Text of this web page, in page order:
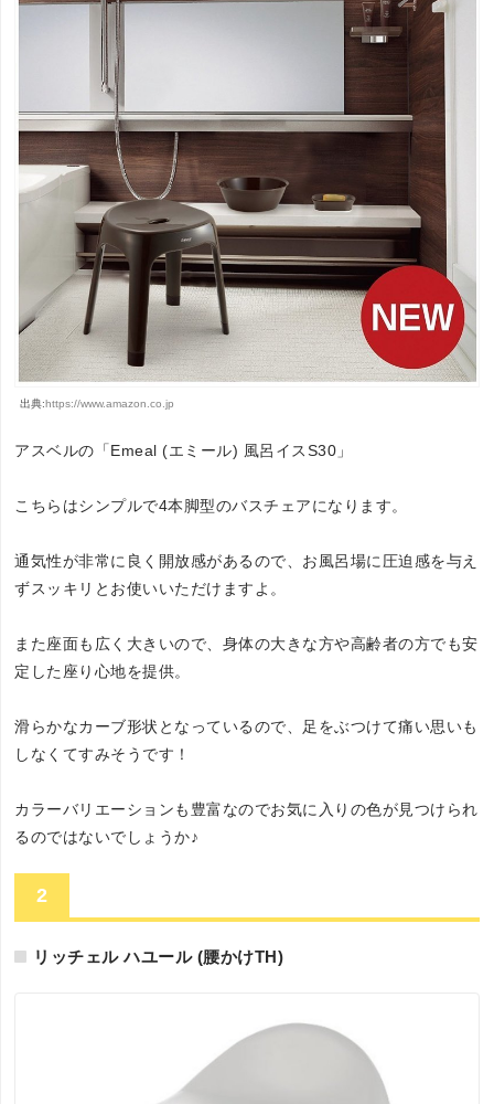
出典: https://www.amazon.co.jp
アスベルの「Emeal (エミール) 風呂イスS30」
こちらはシンプルで4本脚型のバスチェアになります。
通気性が非常に良く開放感があるので、お風呂場に圧迫感を与え
ずスッキリとお使いいただけますよ。
また座面も広く大きいので、身体の大きな方や高齢者の方でも安
定した座り心地を提供。
滑らかなカーブ形状となっているので、足をぶつけて痛い思いも
しなくてすみそうです！
カラーバリエーションも豊富なのでお気に入りの色が見つけられ
るのではないでしょうか♪
2
リッチェル ハユール (腰かけTH)